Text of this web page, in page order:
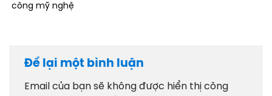
công mỹ nghệ
Để lại một bình luận
Email của bạn sẽ không được hiển thị công